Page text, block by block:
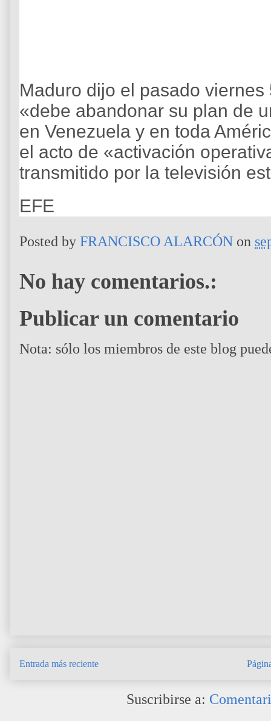
Maduro dijo el pasado
«debe abandonar su plan de
en Venezuela y en toda
el acto de «activación
transmitido por la televisión
EFE
Posted by FRANCISCO ALARCÓN on
No hay comentarios.:
Publicar un comentario
Nota: sólo los miembros de este blog
Entrada más reciente
Suscribirse a: